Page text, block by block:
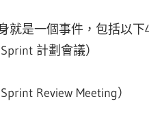
就是一個事件，包括以下4
計劃會議）
Review Meeting）